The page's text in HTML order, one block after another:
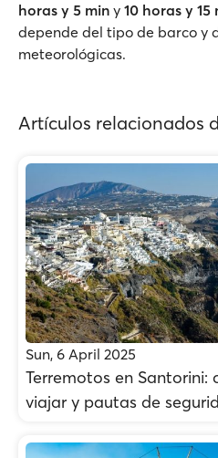
horas y 5 min y 10 horas y 15
depende del tipo de barco y
meteorológicas.
Artículos relacionados
Sun, 6 April 2025
Terremotos en Santorini:
viajar y pautas de